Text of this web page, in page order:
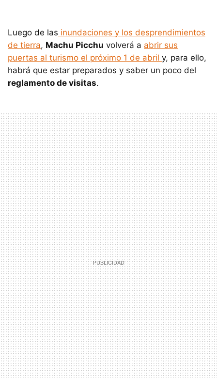
Luego de las inundaciones y los desprendimientos
de tierra, Machu Picchu volverá a abrir sus
puertas al turismo el próximo 1 de abril y, para ello,
habrá que estar preparados y saber un poco del
reglamento de visitas.